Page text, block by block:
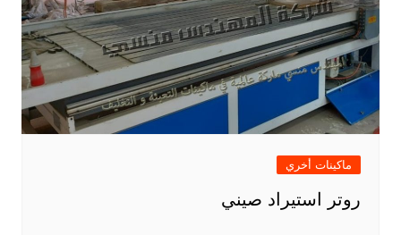
ماكينات أخري
روتر استيراد صيني